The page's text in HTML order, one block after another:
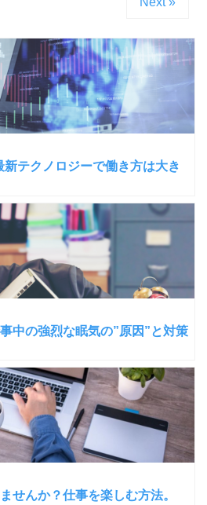
テクノロジーで働き方は大き
中の強烈な眠気の”原因”と対策
せんか？仕事を楽しむ方法。